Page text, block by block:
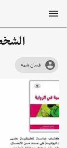
غسان شمه